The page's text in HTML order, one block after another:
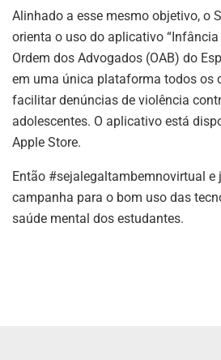
Alinhado a esse mesmo objetivo, o
orienta o uso do aplicativo “Infância
Ordem dos Advogados (OAB) do
em uma única plataforma todos os
facilitar denúncias de violência
adolescentes. O aplicativo está
Apple Store.
Então #sejalegaltambemnovirtual e
campanha para o bom uso das
saúde mental dos estudantes.